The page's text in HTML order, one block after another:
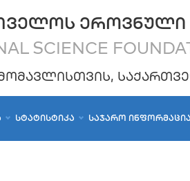
ᲔᲠᲝᲕᲜᲣᲚᲘ
SCIENCE
ᲡᲢᲐᲢᲘᲡᲢᲘᲙᲐ ᲡᲐᲯᲐᲠᲝ ᲘᲜᲤᲝᲠᲛᲐᲪᲘᲐ